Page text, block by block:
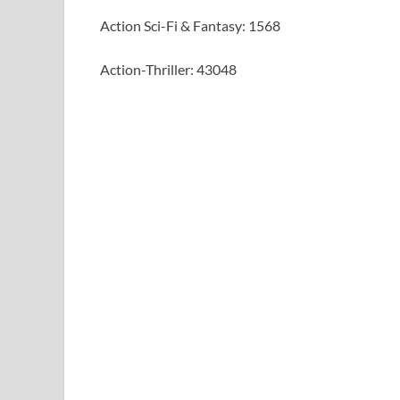
Action Sci-Fi & Fantasy: 1568
Action-Thriller: 43048